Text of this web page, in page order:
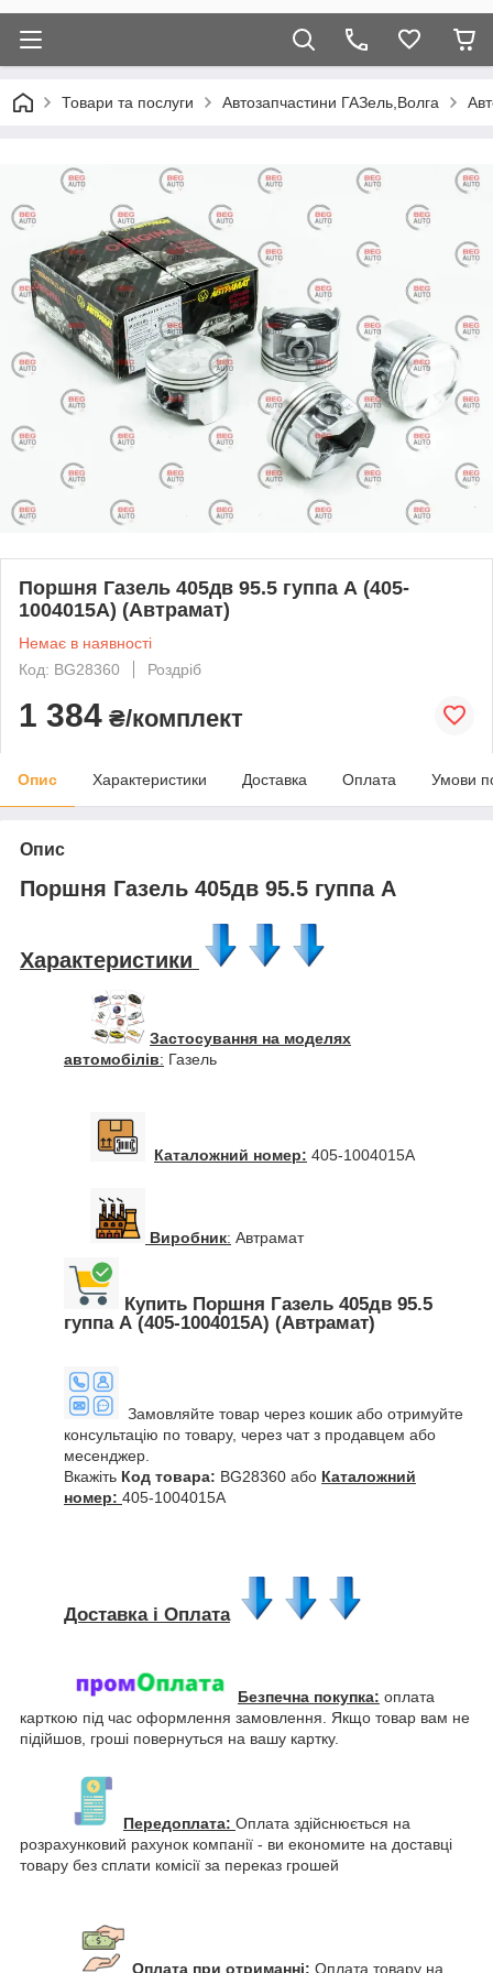
Товари та послуги Автозапчастини ГАЗель,Волга
Поршня Газель 405дв 95.5 гуппа А (405-
1004015А) (Автрамат)
Немає в наявності
Код: BG28360
Роздріб
1 384 ₴/комплект
Опис Характеристики Доставка Оплата Умови
Опис
Поршня Газель 405дв 95.5 гуппа А
Характеристики
Застосування на моделях
автомобілів: Газель
Каталожний номер: 405-1004015А
Виробник: Автрамат
Купить Поршня Газель 405дв 95.5
гуппа А (405-1004015А) (Автрамат)
Замовляйте товар через кошик або отримуйте
консультацію по товару, через чат з продавцем або
месенджер.
Вкажіть Код товара: BG28360 або Каталожний
номер: 405-1004015А
Доставка і Оплата
Безпечна покупка: оплата
карткою під час оформлення замовлення. Якщо товар вам не
підійшов, гроші повернуться на вашу картку.
Передоплата: Оплата здійснюється на
розрахунковий рахунок компанії - ви економите на доставці
товару без сплати комісії за переказ грошей
Оплата при отриманні: Оплата товару на